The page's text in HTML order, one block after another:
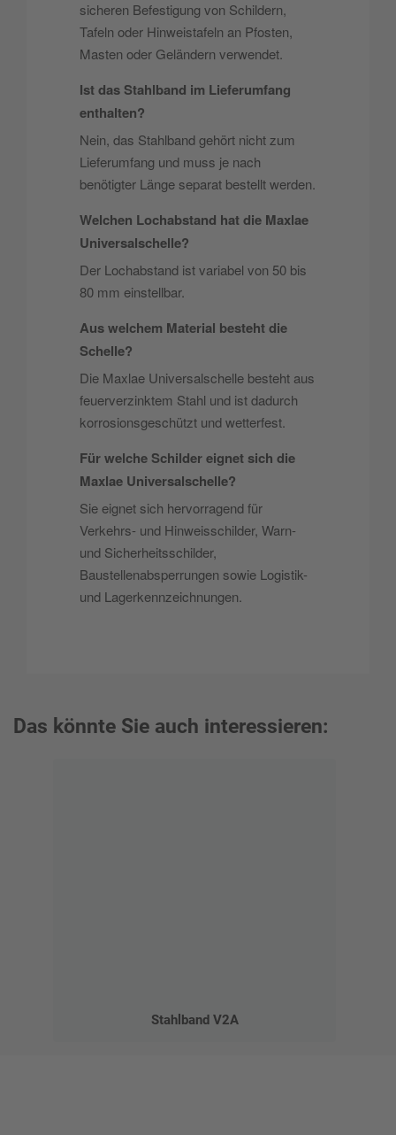
sicheren Befestigung von Schildern,
Tafeln oder Hinweistafeln an Pfosten,
Masten oder Geländern verwendet.
Ist das Stahlband im Lieferumfang
enthalten?
Nein, das Stahlband gehört nicht zum
Lieferumfang und muss je nach
benötigter Länge separat bestellt werden.
Welchen Lochabstand hat die Maxlae
Universalschelle?
Der Lochabstand ist variabel von 50 bis
80 mm einstellbar.
Aus welchem Material besteht die
Schelle?
Die Maxlae Universalschelle besteht aus
feuerverzinktem Stahl und ist dadurch
korrosionsgeschützt und wetterfest.
Für welche Schilder eignet sich die
Maxlae Universalschelle?
Sie eignet sich hervorragend für
Verkehrs- und Hinweisschilder, Warn-
und Sicherheitsschilder,
Baustellenabsperrungen sowie Logistik-
und Lagerkennzeichnungen.
Das könnte Sie auch interessieren:
Stahlband V2A